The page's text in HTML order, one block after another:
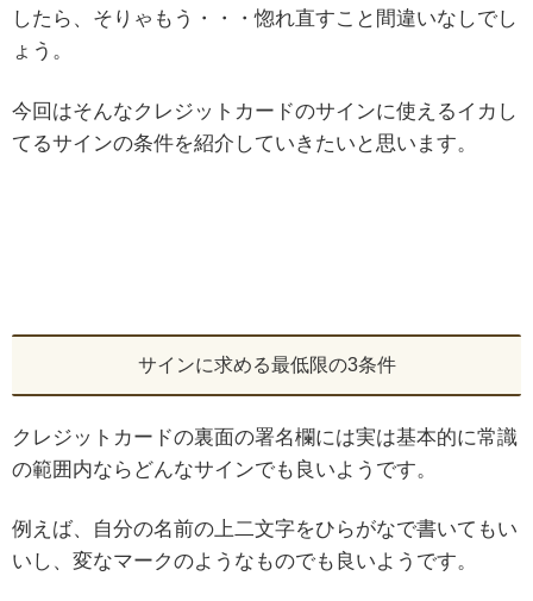
したら、そりゃもう・・・惚れ直すこと間違いなしでし
ょう。
今回はそんなクレジットカードのサインに使えるイカし
てるサインの条件を紹介していきたいと思います。
サインに求める最低限の3条件
クレジットカードの裏面の署名欄には実は基本的に常識
の範囲内ならどんなサインでも良いようです。
例えば、自分の名前の上二文字をひらがなで書いてもい
いし、変なマークのようなものでも良いようです。